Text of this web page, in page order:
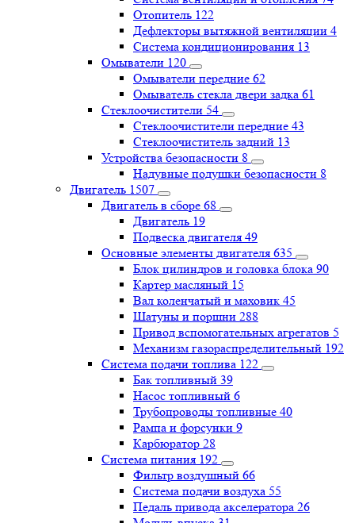
Отопитель 122
Дефлекторы вытяжной вентиляции 4
Система кондиционирования 13
Омыватели 120
Омыватели передние 62
Омыватель стекла двери задка 61
Стеклоочистители 54
Стеклоочистители передние 43
Стеклоочиститель задний 13
Устройства безопасности 8
Надувные подушки безопасности 8
Двигатель 1507
Двигатель в сборе 68
Двигатель 19
Подвеска двигателя 49
Основные элементы двигателя 635
Блок цилиндров и головка блока 90
Картер масляный 15
Вал коленчатый и маховик 45
Шатуны и поршни 288
Привод вспомогательных агрегатов 5
Механизм газораспределительный 192
Система подачи топлива 122
Бак топливный 39
Насос топливный 6
Трубопроводы топливные 40
Рампа и форсунки 9
Карбюратор 28
Система питания 192
Фильтр воздушный 66
Система подачи воздуха 55
Педаль привода акселератора 26